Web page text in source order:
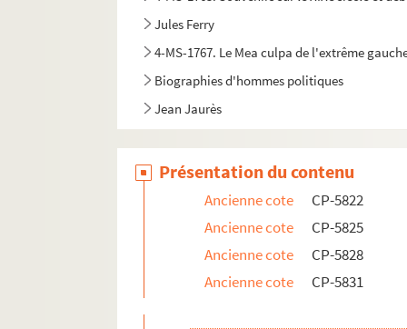
Jules Ferry
4-MS-1767. Le Mea culpa de l'extrême
Biographies d'hommes politiques
Jean Jaurès
Présentation du contenu
Ancienne cote
CP-5822
Ancienne cote
CP-5825
Ancienne cote
CP-5828
Ancienne cote
CP-5831